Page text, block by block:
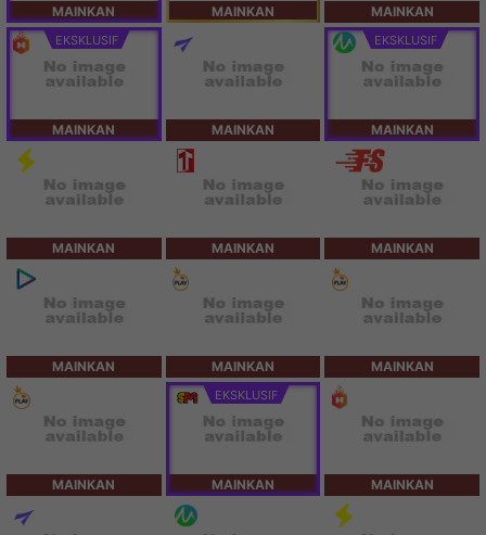
MAINKAN MAINKAN MAINKAN
EKSKLUSIF
MAINKAN MAINKAN
EKSKLUSIF
MAINKAN
MAINKAN MAINKAN MAINKAN
MAINKAN MAINKAN MAINKAN
MAINKAN
EKSKLUSIF
MAINKAN MAINKAN